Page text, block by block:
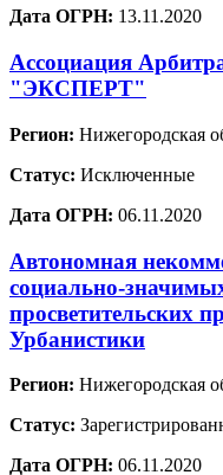
Дата ОГРН: 13.11.2020
Ассоциация
"ЭКСПЕРТ"
Регион: Нижегородская
Статус: Исключенные
Дата ОГРН: 06.11.2020
Автономная
социально-
просветительских
Урбанистики
Регион: Нижегородская
Статус:
Дата ОГРН: 06.11.2020